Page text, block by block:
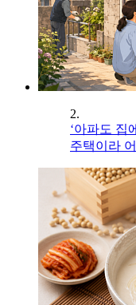
2.
‘아파도 집
주택이라